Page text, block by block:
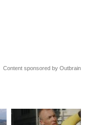
Content sponsored by Outbrain